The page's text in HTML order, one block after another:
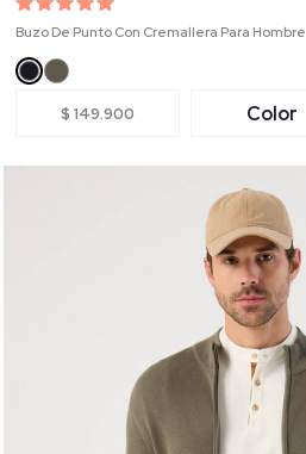
Buzo De Punto Con Cremallera Para Hombre
$ 149.900 Color